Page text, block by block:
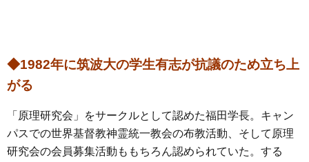
◆1982年に筑波大の学生有志が抗議のため立ち上
がる
「原理研究会」をサークルとして認めた福田学長。キャン
パスでの世界基督教神霊統一教会の布教活動、そして原理
研究会の会員募集活動ももちろん認められていた。する